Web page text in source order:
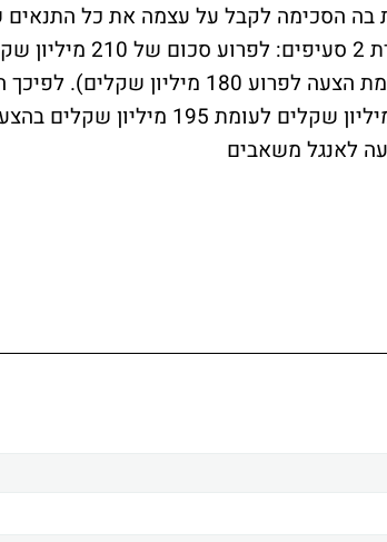
הסכימה לקבל על עצמה את כל התנאים
תשלומים מתום השנה השלישית (שיפור לעומת הצעה לפרוע 180
לאנגל משאבים